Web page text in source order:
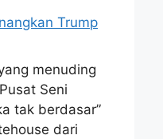
menuding
Seni
tak berdasar”
dari